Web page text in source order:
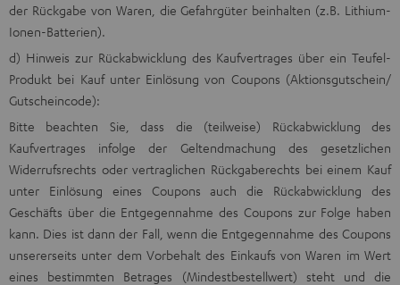
der Rückgabe von Waren, die Gefahrgüter beinhalten (z.B. Lithium-
Ionen-Batterien).
d) Hinweis zur Rückabwicklung des Kaufvertrages über ein Teufel-
Produkt bei Kauf unter Einlösung von Coupons (Aktionsgutschein/
Gutscheincode):
Bitte beachten Sie, dass die (teilweise) Rückabwicklung des
Kaufvertrages infolge der Geltendmachung des gesetzlichen
Widerrufsrechts oder vertraglichen Rückgaberechts bei einem Kauf
unter Einlösung eines Coupons auch die Rückabwicklung des
Geschäfts über die Entgegennahme des Coupons zur Folge haben
kann. Dies ist dann der Fall, wenn die Entgegennahme des Coupons
unsererseits unter dem Vorbehalt des Einkaufs von Waren im Wert
eines bestimmten Betrages (Mindestbestellwert) steht und die